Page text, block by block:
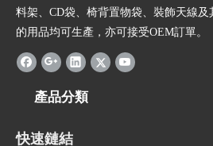
料架、CD袋、椅背置物袋、裝飾天線及
的用品均可生產，亦可接受OEM訂單。
產品分類
快速鏈結